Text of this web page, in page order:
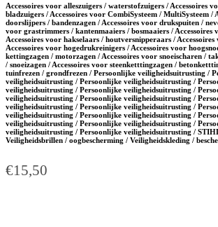
Accessoires voor alleszuigers / waterstofzuigers / Accessoires
bladzuigers / Accessoires voor CombiSysteem / MultiSysteem /
doorslijpers / bandenzagen / Accessoires voor drukspuiten /
voor grastrimmers / kantenmaaiers / bosmaaiers / Accessoires
Accessoires voor hakselaars / houtversnipperaars /
Accessoires voor hogedrukreinigers / Accessoires voor
kettingzagen / motorzagen / Accessoires voor snoeischaren /
/ snoeizagen / Accessoires voor steenketttingzagen /
tuinfrezen / grondfrezen / Persoonlijke veiligheidsuitrusting /
veiligheidsuitrusting / Persoonlijke veiligheidsuitrusting /
veiligheidsuitrusting / Persoonlijke veiligheidsuitrusting /
veiligheidsuitrusting / Persoonlijke veiligheidsuitrusting /
veiligheidsuitrusting / Persoonlijke veiligheidsuitrusting /
veiligheidsuitrusting / Persoonlijke veiligheidsuitrusting /
veiligheidsuitrusting / Persoonlijke veiligheidsuitrusting /
veiligheidsuitrusting / Persoonlijke veiligheidsuitrusting /
Veiligheidsbrillen / oogbescherming / Veiligheidskleding /
€15,50